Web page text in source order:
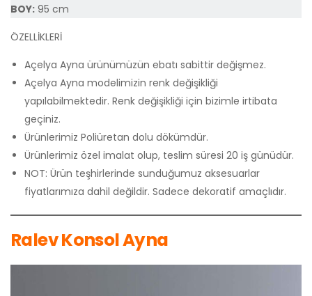
BOY: 95 cm
ÖZELLİKLERİ
Açelya Ayna ürünümüzün ebatı sabittir değişmez.
Açelya Ayna modelimizin renk değişikliği
yapılabilmektedir. Renk değişikliği için bizimle irtibata
geçiniz.
Ürünlerimiz Poliüretan dolu dökümdür.
Ürünlerimiz özel imalat olup, teslim süresi 20 iş günüdür.
NOT: Ürün teşhirlerinde sunduğumuz aksesuarlar
fiyatlarımıza dahil değildir. Sadece dekoratif amaçlıdır.
Ralev Konsol Ayna